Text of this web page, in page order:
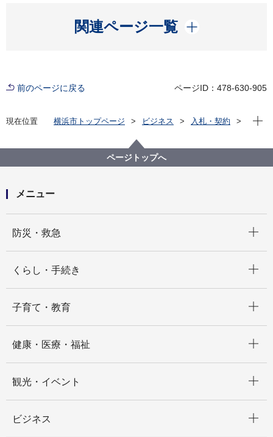
関連ページ一覧
開く
前のページに戻る ページID：478-630-905
現在位置 横浜市トップページ ビジネス
入札・契約
広域避難場所大型標識等撤去作業委託（青葉区）に関
する業務委託
現在
ページトップへ
メニュー
防災・救急
くらし・手続き
子育て・教育
健康・医療・福祉
観光・イベント
ビジネス